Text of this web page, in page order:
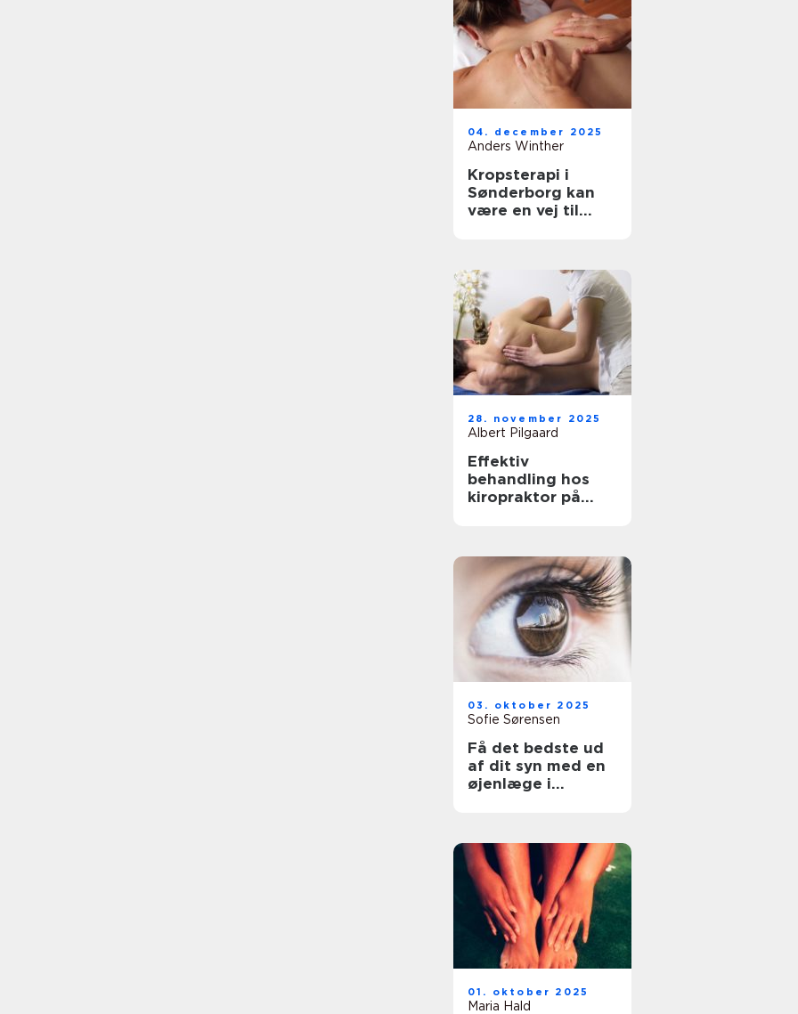
04. december 2025
Anders Winther
Kropsterapi i
Sønderborg kan
være en vej til
28. november 2025
Albert Pilgaard
Effektiv
behandling hos
kiropraktor på
03. oktober 2025
Sofie Sørensen
Få det bedste ud
af dit syn med en
øjenlæge i
01. oktober 2025
Maria Hald